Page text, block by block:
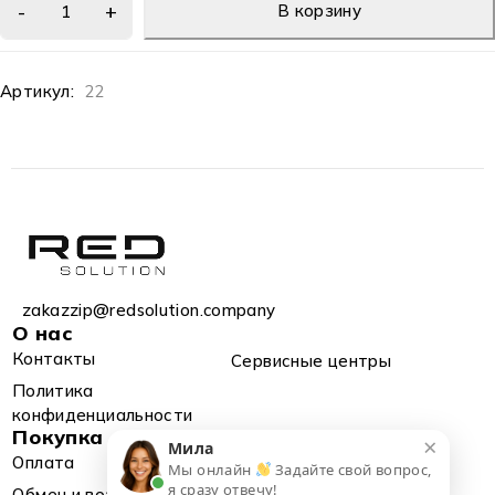
В корзину
Артикул: 22
zakazzip@redsolution.company
О нас
Контакты
Сервисные центры
Политика
конфиденциальности
Покупка
Оплата
Доставка
×
Мила
Мы онлайн
Задайте свой вопрос,
я сразу отвечу!